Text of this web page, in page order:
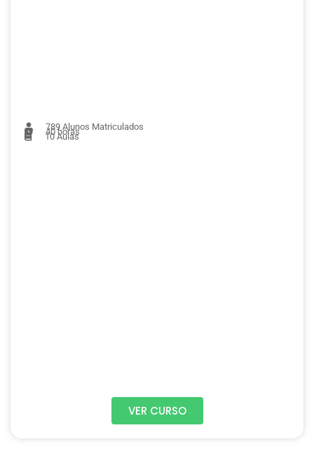
789 Alunos Matriculados
40 horas
10Aulas
VER CURSO